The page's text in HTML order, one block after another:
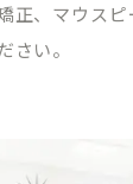
正、マウス
い。
、15:00～
日］月・金・祝
土日9:00～10:00は